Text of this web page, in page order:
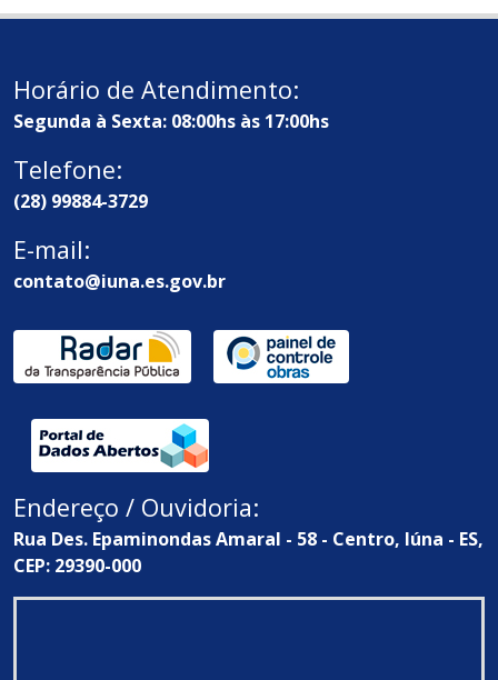
Horário de Atendimento:
Segunda à Sexta: 08:00hs às 17:00hs
Telefone:
(28) 99884-3729
E-mail:
contato@iuna.es.gov.br
Endereço / Ouvidoria:
Rua Des. Epaminondas Amaral - 58 - Centro, Iúna - ES,
CEP: 29390-000